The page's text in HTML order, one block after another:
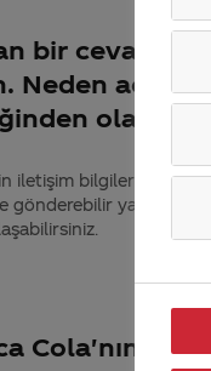
bir cevap
acaba.
iletişim bilgilerinizi
gönderebilir ya da 444
Cola'nın